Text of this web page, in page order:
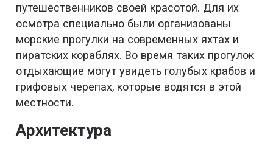
путешественников своей красотой. Для их
осмотра специально были организованы
морские прогулки на современных яхтах и
пиратских кораблях. Во время таких прогулок
отдыхающие могут увидеть голубых крабов и
грифовых черепах, которые водятся в этой
местности.
Архитектура